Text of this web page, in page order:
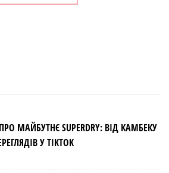
МАЙБУТНЄ SUPERDRY: ВІД КАМБЕКУ
У TIKTOK